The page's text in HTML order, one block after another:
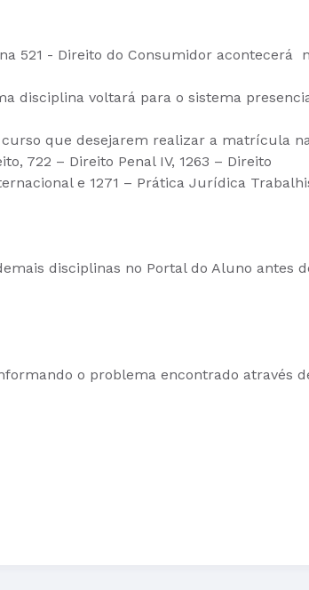
521 - Direito do Consumidor acontecerá
disciplina voltará para o sistema
que desejarem realizar a matrícula
722 – Direito Penal IV, 1263 – Direito
e 1271 – Prática Jurídica
disciplinas no Portal do Aluno antes
o problema encontrado através